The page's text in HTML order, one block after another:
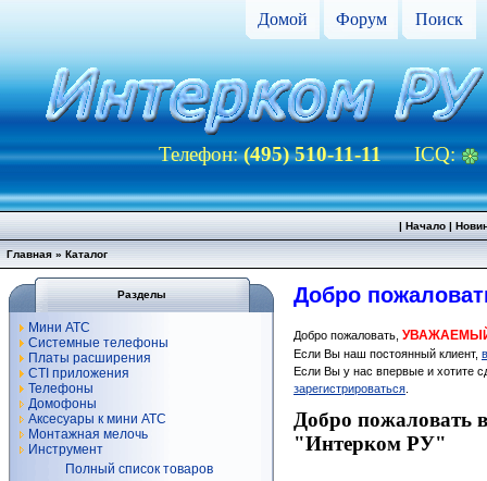
Домой Форум Поиск
Телефон:(495) 510-11-11ICQ:
| Начало|
Главная » Каталог
Разделы
Мини АТС
Системные телефоны
Платы расширения
CTI приложения
Телефоны
Домофоны
Аксесуары к мини АТС
Монтажная мелочь
Инструмент
Полный список товаров
Добро
Добро пожаловать,
Если Вы наш постоянный клиент,
Если Вы у нас впервые и хотите
зарегистрироваться
Добро пожаловать
"Интерком РУ"